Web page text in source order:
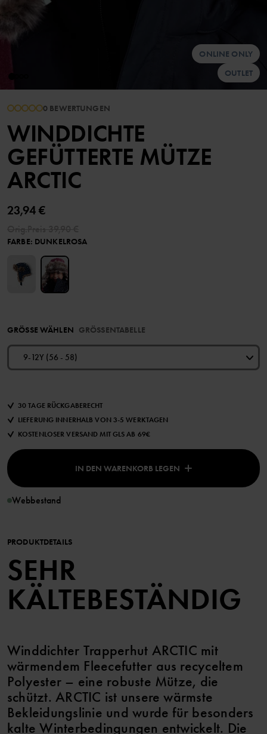
ONLINE ONLY
OUTLET
0 BEWERTUNGEN
WINDDICHTE
GEFÜTTERTE MÜTZE
ARCTIC
23,94 €
FARBE: DUNKELROSA
GRÖSSE WÄHLEN GRÖSSENTABELLE
9-12Y (56 - 58)
30 TAGE RÜCKGABERECHT
LIEFERUNG INNERHALB VON 3-5 WERKTAGEN
KOSTENLOSER VERSAND MIT GLS AB 69€
IN DEN WARENKORB LEGEN
Webbestand
PRODUKTDETAILS
SEHR
KÄLTEBESTÄNDIG
Winddichter Trapperhut ARCTIC mit
wärmendem Fleecefutter aus recyceltem
Polyester – eine robuste Mütze, die
schützt. ARCTIC ist unsere wärmste
Bekleidungslinie und wurde für besonders
kalte Winterbedingungen entwickelt. Die